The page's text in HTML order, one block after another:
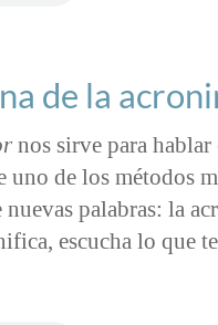
de la
nos sirve para hablar
uno de los métodos
palabras: la
escucha lo que te